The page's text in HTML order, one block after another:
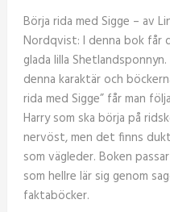
Börja rida med Sigge – av
Nordqvist: I denna bok får
glada lilla
denna karaktär och
rida med Sigge” får man
Harry som ska börja på
nervöst, men det finns
som vägleder. Boken
som hellre lär sig genom
faktaböcker.